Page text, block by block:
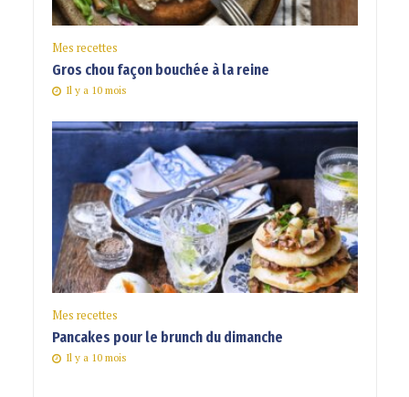
Mes recettes
Gros chou façon bouchée à la reine
Il y a 10 mois
Mes recettes
Pancakes pour le brunch du dimanche
Il y a 10 mois